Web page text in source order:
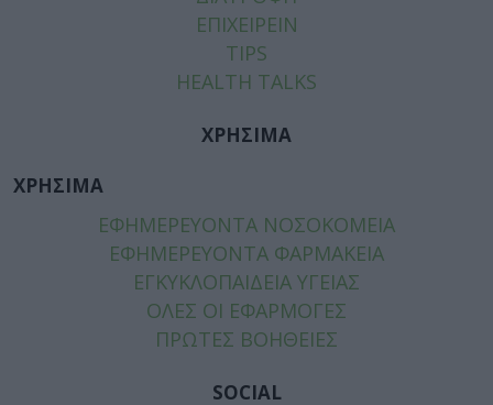
ΕΠΙΧΕΙΡΕΙΝ
TIPS
HEALTH TALKS
ΧΡΗΣΙΜΑ
ΧΡΗΣΙΜΑ
ΕΦΗΜΕΡΕΥΟΝΤΑ ΝΟΣΟΚΟΜΕΙΑ
ΕΦΗΜΕΡΕΥΟΝΤΑ ΦΑΡΜΑΚΕΙΑ
ΕΓΚΥΚΛΟΠΑΙΔΕΙΑ ΥΓΕΙΑΣ
ΟΛΕΣ ΟΙ ΕΦΑΡΜΟΓΕΣ
ΠΡΩΤΕΣ ΒΟΗΘΕΙΕΣ
SOCIAL